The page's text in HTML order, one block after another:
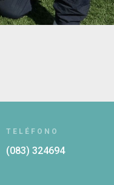
TELÉFONO
(083) 324694